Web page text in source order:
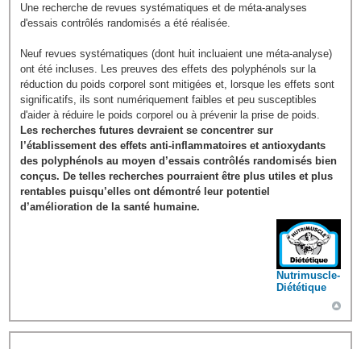
Une recherche de revues systématiques et de méta-analyses
d'essais contrôlés randomisés a été réalisée.
Neuf revues systématiques (dont huit incluaient une méta-analyse)
ont été incluses. Les preuves des effets des polyphénols sur la
réduction du poids corporel sont mitigées et, lorsque les effets sont
significatifs, ils sont numériquement faibles et peu susceptibles
d'aider à réduire le poids corporel ou à prévenir la prise de poids.
Les recherches futures devraient se concentrer sur
l’établissement des effets anti-inflammatoires et antioxydants
des polyphénols au moyen d’essais contrôlés randomisés bien
conçus. De telles recherches pourraient être plus utiles et plus
rentables puisqu’elles ont démontré leur potentiel
d’amélioration de la santé humaine.
Nutrimuscle-
Diététique